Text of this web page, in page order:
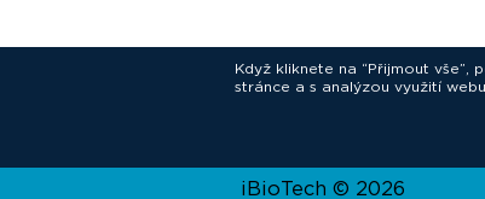
Když kliknete na “Přijmout vše”,
stránce a s analýzou využití
iBioTech © 2026